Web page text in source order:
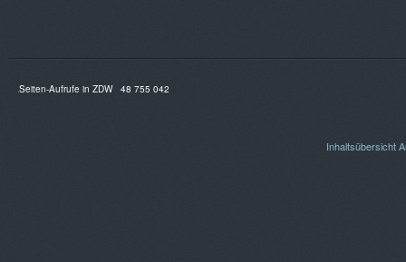
Seiten-Aufrufe in ZDW 48 755 042
Inhaltsübersicht